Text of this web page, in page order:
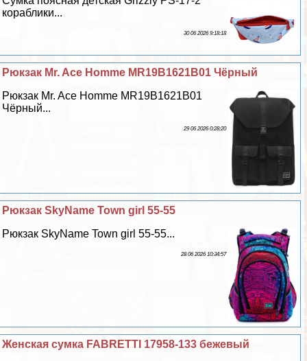
кораблики...
30 06 2026 9:18:18
Рюкзак Mr. Ace Homme MR19B1621B01 Чёрный
Рюкзак Mr. Ace Homme MR19B1621B01
Чёрный...
29 06 2026 0:28:20
Рюкзак SkyName Town girl 55-55
Рюкзак SkyName Town girl 55-55...
28 06 2026 10:34:57
Женская сумка FABRETTI 17958-133 бежевый